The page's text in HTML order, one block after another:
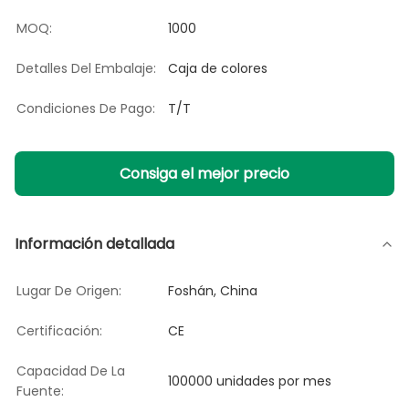
MOQ: 1000
Detalles Del Embalaje: Caja de colores
Condiciones De Pago: T/T
Consiga el mejor precio
Información detallada
Lugar De Origen: Foshán, China
Certificación: CE
Capacidad De La
Fuente:
100000 unidades por mes